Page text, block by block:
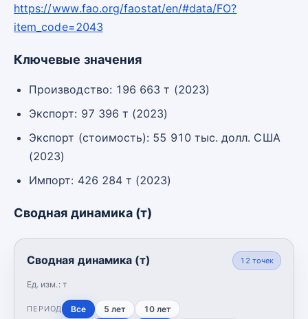
https://www.fao.org/faostat/en/#data/FO?
item_code=2043
Ключевые значения
Производство: 196 663 т (2023)
Экспорт: 97 396 т (2023)
Экспорт (стоимость): 55 910 тыс. долл. США
(2023)
Импорт: 426 284 т (2023)
Сводная динамика (т)
Сводная динамика (т)
Ед. изм.: т
12 точек
ПЕРИОД Все 5 лет 10 лет